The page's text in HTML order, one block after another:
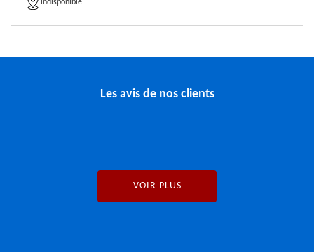
indisponible
Les avis de nos clients
VOIR PLUS